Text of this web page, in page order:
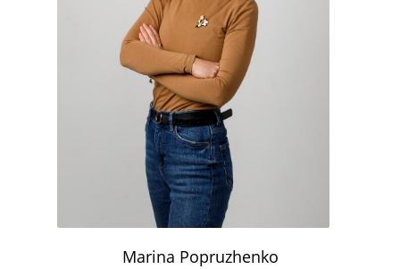
Marina Popruzhenko